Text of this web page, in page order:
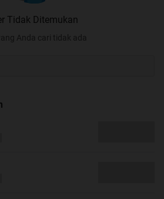
Tidak Ditemukan
Anda cari tidak ada